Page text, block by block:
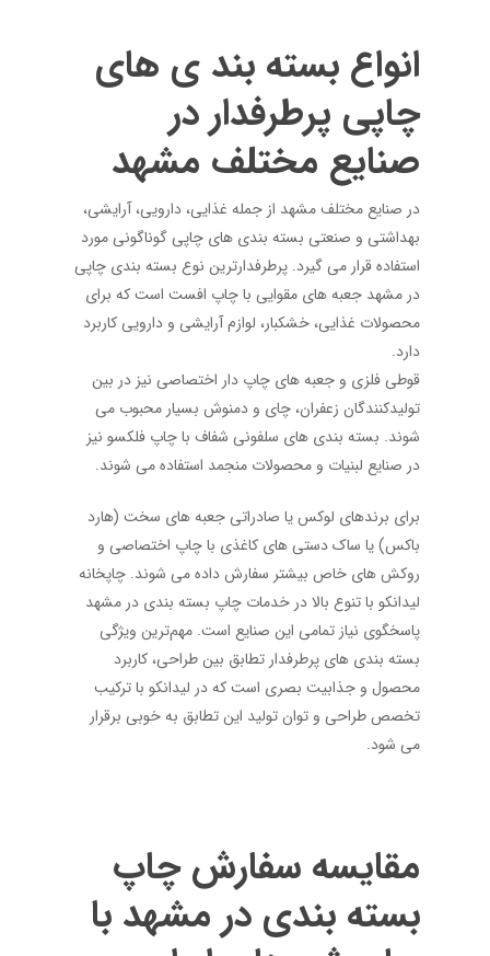
انواع بسته بند ی های
چاپی پرطرفدار در
صنایع مختلف مشهد
در صنایع مختلف مشهد از جمله غذایی، دارویی، آرایشی،
بهداشتی و صنعتی بسته بندی های چاپی گوناگونی مورد
استفاده قرار می گیرد. پرطرفدارترین نوع بسته بندی چاپی
در مشهد جعبه های مقوایی با چاپ افست است که برای
محصولات غذایی، خشکبار، لوازم آرایشی و دارویی کاربرد
دارد.
قوطی فلزی و جعبه های چاپ دار اختصاصی نیز در بین
تولیدکنندگان زعفران، چای و دمنوش بسیار محبوب می
شوند. بسته بندی های سلفونی شفاف با چاپ فلکسو نیز
در صنایع لبنیات و محصولات منجمد استفاده می شوند.
برای برندهای لوکس یا صادراتی جعبه های سخت (هارد
باکس) یا ساک دستی های کاغذی با چاپ اختصاصی و
روکش های خاص بیشتر سفارش داده می شوند. چاپخانه
لیدانکو با تنوع بالا در خدمات چاپ بسته بندی در مشهد
پاسخگوی نیاز تمامی این صنایع است. مهم‌ترین ویژگی
بسته بندی های پرطرفدار تطابق بین طراحی، کاربرد
محصول و جذابیت بصری است که در لیدانکو با ترکیب
تخصص طراحی و توان تولید این تطابق به خوبی برقرار
می شود.
مقایسه سفارش چاپ
بسته بندی در مشهد با